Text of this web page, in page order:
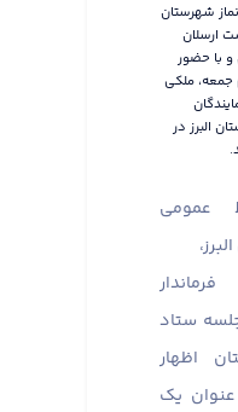
شهرستان
به ریاست ارسلان
با حضور
جمعه، ملکی
البرز در
عمومی
ستاد
اظهار
یک